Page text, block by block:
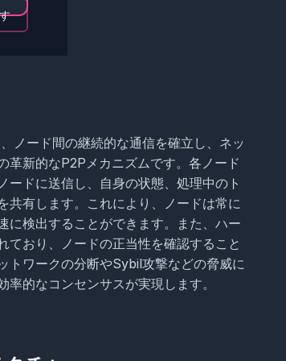
ノード間の継続的な通信を確立し、ネッ
革新的なP2Pメカニズムです。各ノード
ードに送信し、自身の状態、処理中のト
共有します。これにより、ノードは常に
に検出することができます。また、ハー
ており、ノードの正当性を確認すること
トワークの分断やSybil攻撃などの脅威に
的なコンセンサスが実現します。